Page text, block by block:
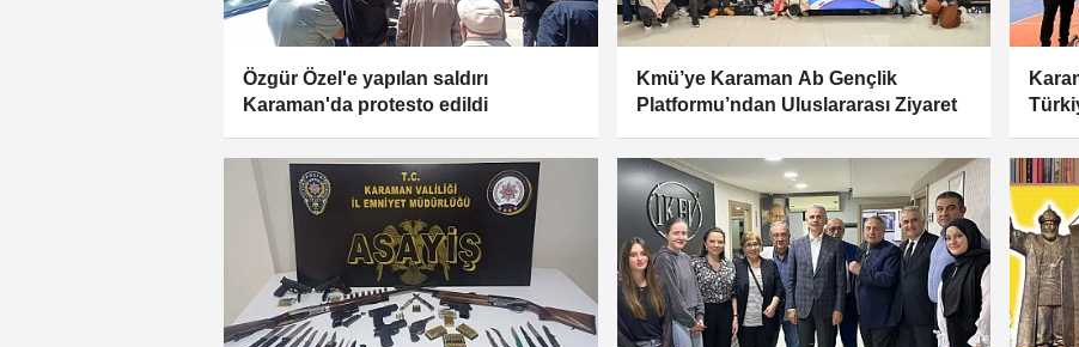
Özgür Özel'e yapılan saldırı
Karaman'da protesto edildi
Kmü’ye Karaman Ab Gençlik
Platformu’ndan Uluslararası Ziyaret